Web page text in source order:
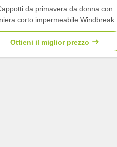
da primavera da donna con
corto impermeabile Windbreaker
Slimming Fit
Ottieni il miglior prezzo